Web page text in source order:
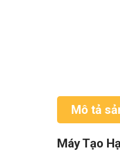
Mô tả
Máy Tạo